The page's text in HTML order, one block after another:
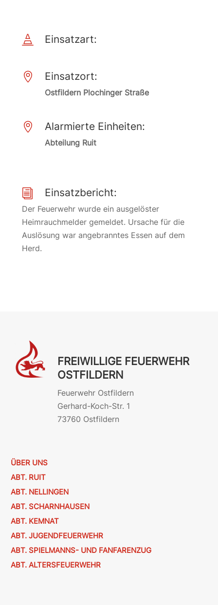
 Einsatzart:
 Einsatzort:
Ostfildern Plochinger Straße
 Alarmierte Einheiten:
Abteilung Ruit
i Einsatzbericht:
Der Feuerwehr wurde ein ausgelöster
Heimrauchmelder gemeldet. Ursache für die
Auslösung war angebranntes Essen auf dem
Herd.
FREIWILLIGE FEUERWEHR
OSTFILDERN
Feuerwehr Ostfildern
Gerhard-Koch-Str. 1
73760 Ostfildern
ÜBER UNS
ABT. RUIT
ABT. NELLINGEN
ABT. SCHARNHAUSEN
ABT. KEMNAT
ABT. JUGENDFEUERWEHR
ABT. SPIELMANNS- UND FANFARENZUG
ABT. ALTERSFEUERWEHR